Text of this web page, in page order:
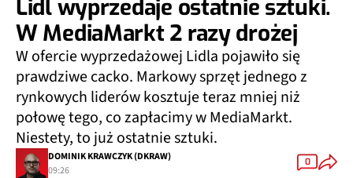
Lidl wyprzedaje ostatnie sztuki.
W MediaMarkt 2 razy drożej
W ofercie wyprzedażowej Lidla pojawiło się
prawdziwe cacko. Markowy sprzęt jednego z
rynkowych liderów kosztuje teraz mniej niż
połowę tego, co zapłacimy w MediaMarkt.
Niestety, to już ostatnie sztuki.
DOMINIK KRAWCZYK (DKRAW)
09:26
0